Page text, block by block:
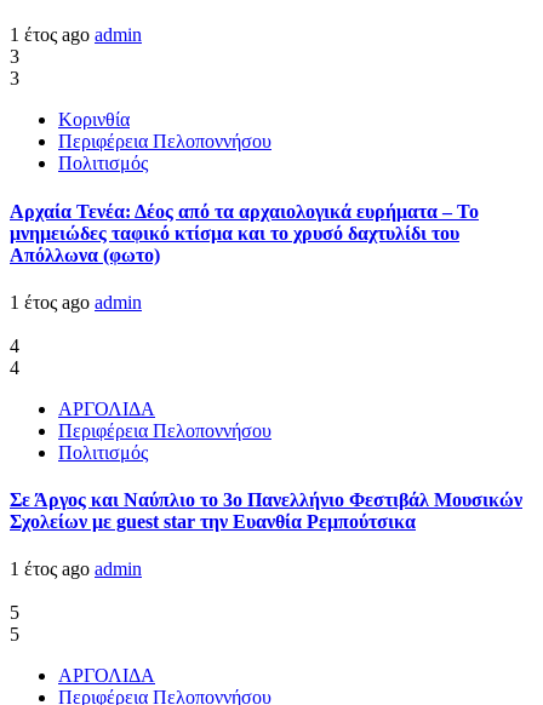
1 έτος ago admin
3
3
Κορινθία
Περιφέρεια Πελοποννήσου
Πολιτισμός
Αρχαία Τενέα: Δέος από τα αρχαιολογικά ευρήματα – Το
μνημειώδες ταφικό κτίσμα και το χρυσό δαχτυλίδι του
Απόλλωνα (φωτο)
1 έτος ago admin
4
4
ΑΡΓΟΛΙΔΑ
Περιφέρεια Πελοποννήσου
Πολιτισμός
Σε Άργος και Ναύπλιο το 3ο Πανελλήνιο Φεστιβάλ Μουσικών
Σχολείων με guest star την Ευανθία Ρεμπούτσικα
1 έτος ago admin
5
5
ΑΡΓΟΛΙΔΑ
Περιφέρεια Πελοποννήσου